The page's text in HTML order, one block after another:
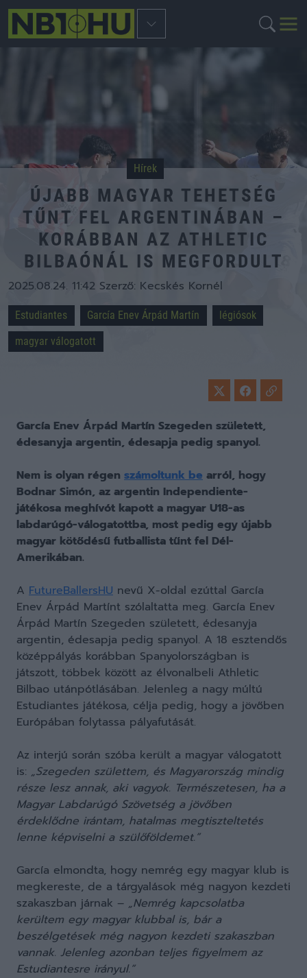
Hírek
ÚJABB MAGYAR TEHETSÉG
TŰNT FEL ARGENTINÁBAN –
KORÁBBAN AZ ATHLETIC
BILBAÓNÁL IS MEGFORDULT
2025.08.24. 11:42 Szerző: Kecskés Kornél
Estudiantes García Enev Árpád Martín
légiósok
magyar válogatott
García Enev Árpád Martín Szegeden született,
édesanyja argentin, édesapja pedig spanyol.
Nem is olyan régen számoltunk be arról, hogy
Bodnar Simón, az argentin Independiente-
játékosa meghívót kapott a magyar U18-as
labdarúgó-válogatottba, most pedig egy újabb
magyar kötődésű futballista tűnt fel Dél-
Amerikában.
A FutureBallersHU nevű X-oldal ezúttal García
Enev Árpád Martínt szólaltatta meg. García Enev
Árpád Martín Szegeden született, édesanyja
argentin, édesapja pedig spanyol. A 18 esztendős
középpályás korábban Spanyolországban is
játszott, többek között az élvonalbeli Athletic
Bilbao utánpótlásában. Jelenleg a nagy múltú
Estudiantes játékosa, célja pedig, hogy a jövőben
Európában folytassa pályafutását.
Az interjú során szóba került a magyar válogatott
is: „Szegeden születtem, és Magyarország mindig
része lesz annak, aki vagyok. Természetesen, ha a
Magyar Labdarúgó Szövetség a jövőben
érdeklődne irántam, hatalmas megtiszteltetés
lenne képviselni a szülőföldemet.”
García elmondta, hogy nemrég egy magyar klub is
megkereste, de a tárgyalások még nagyon kezdeti
szakaszban járnak – „Nemrég kapcsolatba
kerültem egy magyar klubbal is, bár a
beszélgetések még nagyon kezdeti szakaszban
vannak. Jelenleg azonban teljes figyelmem az
Estudiantesre irányul.”